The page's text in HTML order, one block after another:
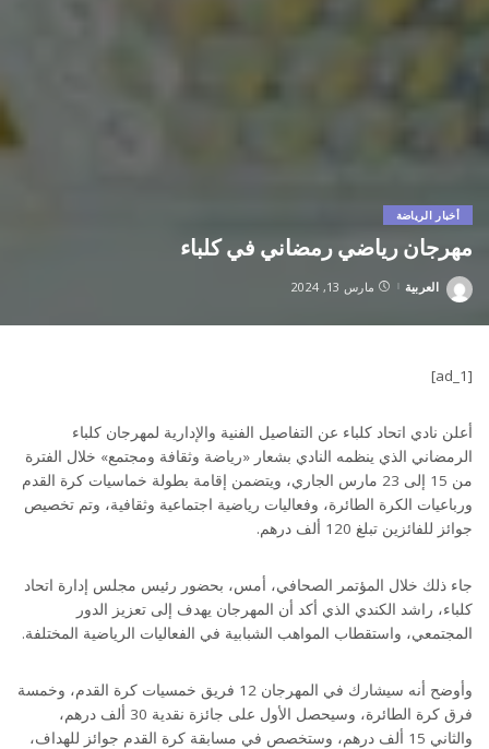
أخبار الرياضة
مهرجان رياضي رمضاني في كلباء
Posted
العربية مارس 13, 2024
[ad_1]
أعلن نادي اتحاد كلباء عن التفاصيل الفنية والإدارية لمهرجان كلباء
الرمضاني الذي ينظمه النادي بشعار «رياضة وثقافة ومجتمع» خلال الفترة
من 15 إلى 23 مارس الجاري، ويتضمن إقامة بطولة خماسيات كرة القدم
ورباعيات الكرة الطائرة، وفعاليات رياضية اجتماعية وثقافية، وتم تخصيص
جوائز للفائزين تبلغ 120 ألف درهم.
جاء ذلك خلال المؤتمر الصحافي، أمس، بحضور رئيس مجلس إدارة اتحاد
كلباء، راشد الكندي الذي أكد أن المهرجان يهدف إلى تعزيز الدور
المجتمعي، واستقطاب المواهب الشبابية في الفعاليات الرياضية المختلفة.
وأوضح أنه سيشارك في المهرجان 12 فريق خمسيات كرة القدم، وخمسة
فرق كرة الطائرة، وسيحصل الأول على جائزة نقدية 30 ألف درهم،
والثاني 15 ألف درهم، وستخصص في مسابقة كرة القدم جوائز للهداف،